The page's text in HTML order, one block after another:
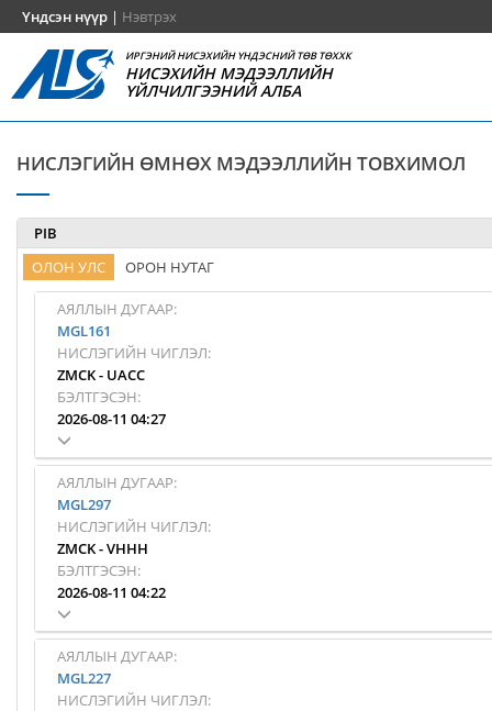
Үндсэн нүүр | Нэвтрэх
ИРГЭНИЙ НИСЭХИЙН ҮНДЭСНИЙ ТӨВ ТӨХХК
НИСЭХИЙН МЭДЭЭЛЛИЙН
ҮЙЛЧИЛГЭЭНИЙ АЛБА
НИСЛЭГИЙН ӨМНӨХ МЭДЭЭЛЛИЙН ТОВХИМОЛ
PIB
ОЛОН УЛС
ОРОН НУТАГ
АЯЛЛЫН ДУГААР:
MGL161
НИСЛЭГИЙН ЧИГЛЭЛ:
ZMCK- UACC
БЭЛТГЭСЭН:
2026-08-11 04:27
АЯЛЛЫН ДУГААР:
MGL297
НИСЛЭГИЙН ЧИГЛЭЛ:
ZMCK-VHHH
БЭЛТГЭСЭН:
2026-08-11 04:22
АЯЛЛЫН ДУГААР:
MGL227
НИСЛЭГИЙН ЧИГЛЭЛ: